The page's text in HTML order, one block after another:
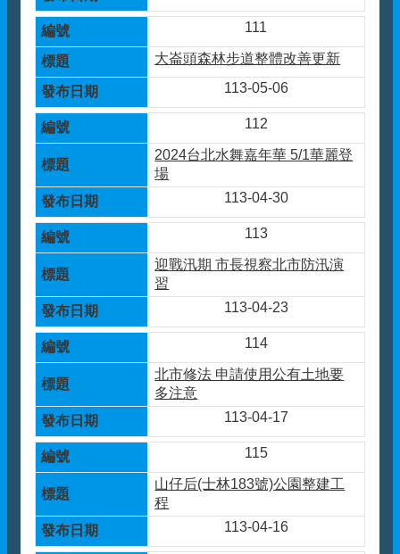
111
大崙頭森林步道整體改善更新
113-05-06
112
2024台北水舞嘉年華 5/1華麗登
場
113-04-30
113
迎戰汛期 市長視察北市防汛演
習
113-04-23
114
北市修法 申請使用公有土地要
多注意
113-04-17
115
山仔后(士林183號)公園整建工
程
113-04-16